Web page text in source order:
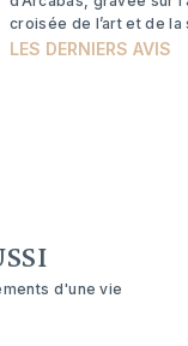
croisée de l’art et de la
LES DERNIERS AVIS
d'une vie